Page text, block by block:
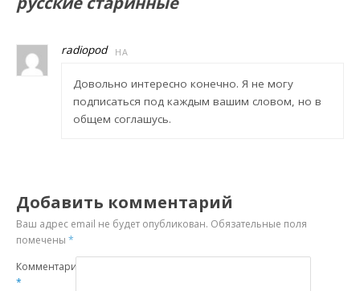
radiopod НА
Довольно интересно конечно. Я не могу
подписаться под каждым вашим словом, но в
общем соглашусь.
Добавить комментарий
Ваш адрес email не будет опубликован. Обязательные поля
помечены*
Комментарий
*